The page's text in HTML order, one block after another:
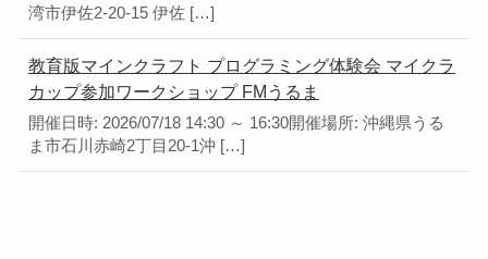
湾市伊佐2-20-15 伊佐 […]
教育版マインクラフト プログラミング体験会 マイクラ
カップ参加ワークショップ FMうるま
開催日時: 2026/07/18 14:30 ～ 16:30開催場所: 沖縄県うる
ま市石川赤崎2丁目20-1沖 […]